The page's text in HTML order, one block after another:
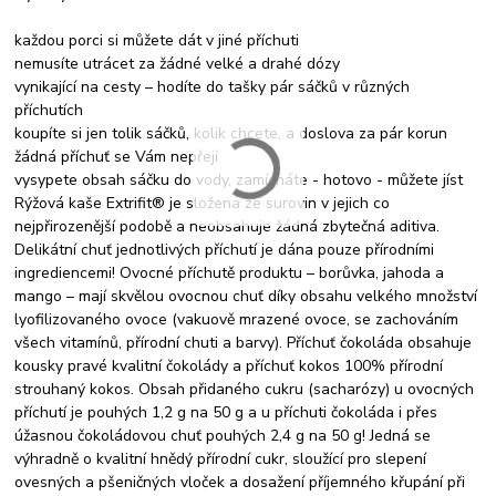
každou porci si můžete dát v jiné příchuti
nemusíte utrácet za žádné velké a drahé dózy
vynikající na cesty – hodíte do tašky pár sáčků v různých
příchutích
koupíte si jen tolik sáčků, kolik chcete, a doslova za pár korun
žádná příchuť se Vám nepřejí
vysypete obsah sáčku do vody, zamícháte - hotovo - můžete jíst
Rýžová kaše Extrifit® je složena ze surovin v jejich co
nejpřirozenější podobě a neobsahuje žádná zbytečná aditiva.
Delikátní chuť jednotlivých příchutí je dána pouze přírodními
ingrediencemi! Ovocné příchutě produktu – borůvka, jahoda a
mango – mají skvělou ovocnou chuť díky obsahu velkého množství
lyofilizovaného ovoce (vakuově mrazené ovoce, se zachováním
všech vitamínů, přírodní chuti a barvy). Příchuť čokoláda obsahuje
kousky pravé kvalitní čokolády a příchuť kokos 100% přírodní
strouhaný kokos. Obsah přidaného cukru (sacharózy) u ovocných
příchutí je pouhých 1,2 g na 50 g a u příchuti čokoláda i přes
úžasnou čokoládovou chuť pouhých 2,4 g na 50 g! Jedná se
výhradně o kvalitní hnědý přírodní cukr, sloužící pro slepení
ovesných a pšeničných vloček a dosažení příjemného křupání při